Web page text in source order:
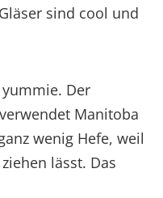
sind cool und
Der
Manitoba
wenig Hefe, weil
lässt. Das